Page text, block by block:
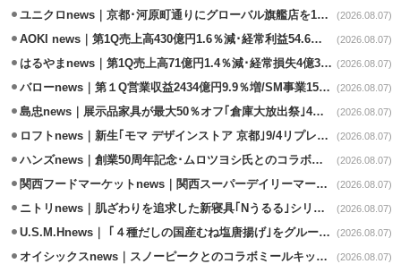
ユニクロnews｜京都･河原町通りにグローバル旗艦店を11/6開設 (2026.08.07)
AOKI news｜第1Q売上高430億円1.6％減･経常利益54.6％減 (2026.08.07)
はるやまnews｜第1Q売上高71億円1.4％減･経常損失4億3800万円 (2026.08.07)
バローnews｜第１Q営業収益2434億円9.9％増/SM事業15.5％増と絶好調 (2026.08.07)
島忠news｜展示品家具が最大50％オフ｢倉庫大放出祭｣4店舗限定で開催 (2026.08.07)
ロフトnews｜新生｢モマ デザインストア 京都｣9/4リプレイスオープン (2026.08.07)
ハンズnews｜創業50周年記念･ムロツヨシ氏とのコラボ企画｢ムロハンズ｣開催 (2026.08.07)
関西フードマーケットnews｜関西スーパーデイリーマート蒲生店8/7改装 (2026.08.07)
ニトリnews｜肌ざわりを追求した新寝具｢Nうるる｣シリーズを発売 (2026.08.07)
U.S.M.Hnews｜ ｢４種だしの国産むね塩唐揚げ｣をグループ610店で共同販促 (2026.08.07)
オイシックスnews｜スノーピークとのコラボミールキット8/13発売 (2026.08.07)